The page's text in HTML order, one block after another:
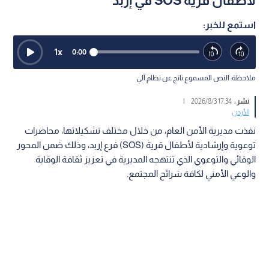
استمع للخبر:
0:00
1x
ملاحظة: النص المسموع ناتج عن نظام آلي
نشر :17:34 2026/8/3
|
الأردن
نفذت مديرية الأمن العام، من خلال مختلف تشكيلاتها، محاضرات
توعوية وإرشادية لأطفال قرية (SOS) فرع إربد، وذلك ضمن المحور
الوقائي والتوعوي الذي تنتهجه المديرية في تعزيز ثقافة الوقاية
والوعي الأمني لكافة شرائح المجتمع.